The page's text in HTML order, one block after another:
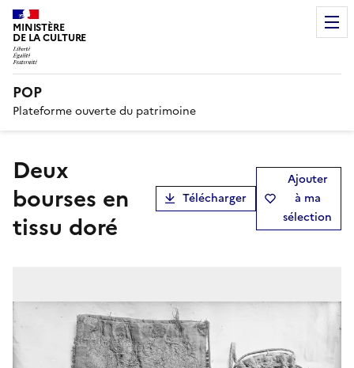
MINISTÈRE
DE LA CULTURE
POP
Plateforme ouverte du patrimoine
Deux
bourses en
tissu doré
Télécharger
Ajouter
à ma
sélection